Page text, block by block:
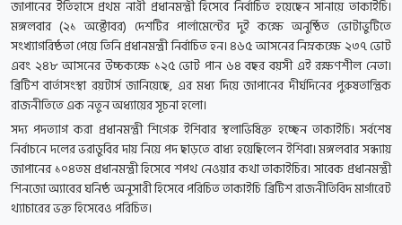
জাপানের ইতিহাসে প্রথম নারী প্রধানমন্ত্রী হিসেবে নির্বাচিত হয়েছেন সানায়ে তাকাইচি।
মঙ্গলবার (২১ অক্টোবর) দেশটির পার্লামেন্টের দুই কক্ষে অনুষ্ঠিত ভোটাভুটিতে
সংখ্যাগরিষ্ঠতা পেয়ে তিনি প্রধানমন্ত্রী নির্বাচিত হন। ৪৬৫ আসনের নিম্নকক্ষে ২৩৭ ভোট
এবং ২৪৮ আসনের উচ্চকক্ষে ১২৫ ভোট পান ৬৪ বছর বয়সী এই রক্ষণশীল নেতা।
ব্রিটিশ বার্তাসংস্থা রয়টার্স জানিয়েছে, এর মধ্য দিয়ে জাপানের দীর্ঘদিনের পুরুষতান্ত্রিক
রাজনীতিতে এক নতুন অধ্যায়ের সূচনা হলো।
সদ্য পদত্যাগ করা প্রধানমন্ত্রী শিগেরু ইশিবার স্থলাভিষিক্ত হচ্ছেন তাকাইচি। সর্বশেষ
নির্বাচনে দলের ভরাডুবির দায় নিয়ে পদ ছাড়তে বাধ্য হয়েছিলেন ইশিবা। মঙ্গলবার সন্ধ্যায়
জাপানের ১০৪তম প্রধানমন্ত্রী হিসেবে শপথ নেওয়ার কথা তাকাইচির। সাবেক প্রধানমন্ত্রী
শিনজো অ্যাবের ঘনিষ্ঠ অনুসারী হিসেবে পরিচিত তাকাইচি ব্রিটিশ রাজনীতিবিদ মার্গারেট
থ্যাচারের ভক্ত হিসেবেও পরিচিত।